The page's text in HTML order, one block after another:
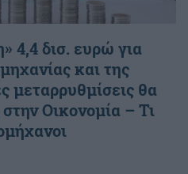
4,4 δισ. ευρώ για
και της
μεταρρυθμίσεις θα
Οικονομία – Τι